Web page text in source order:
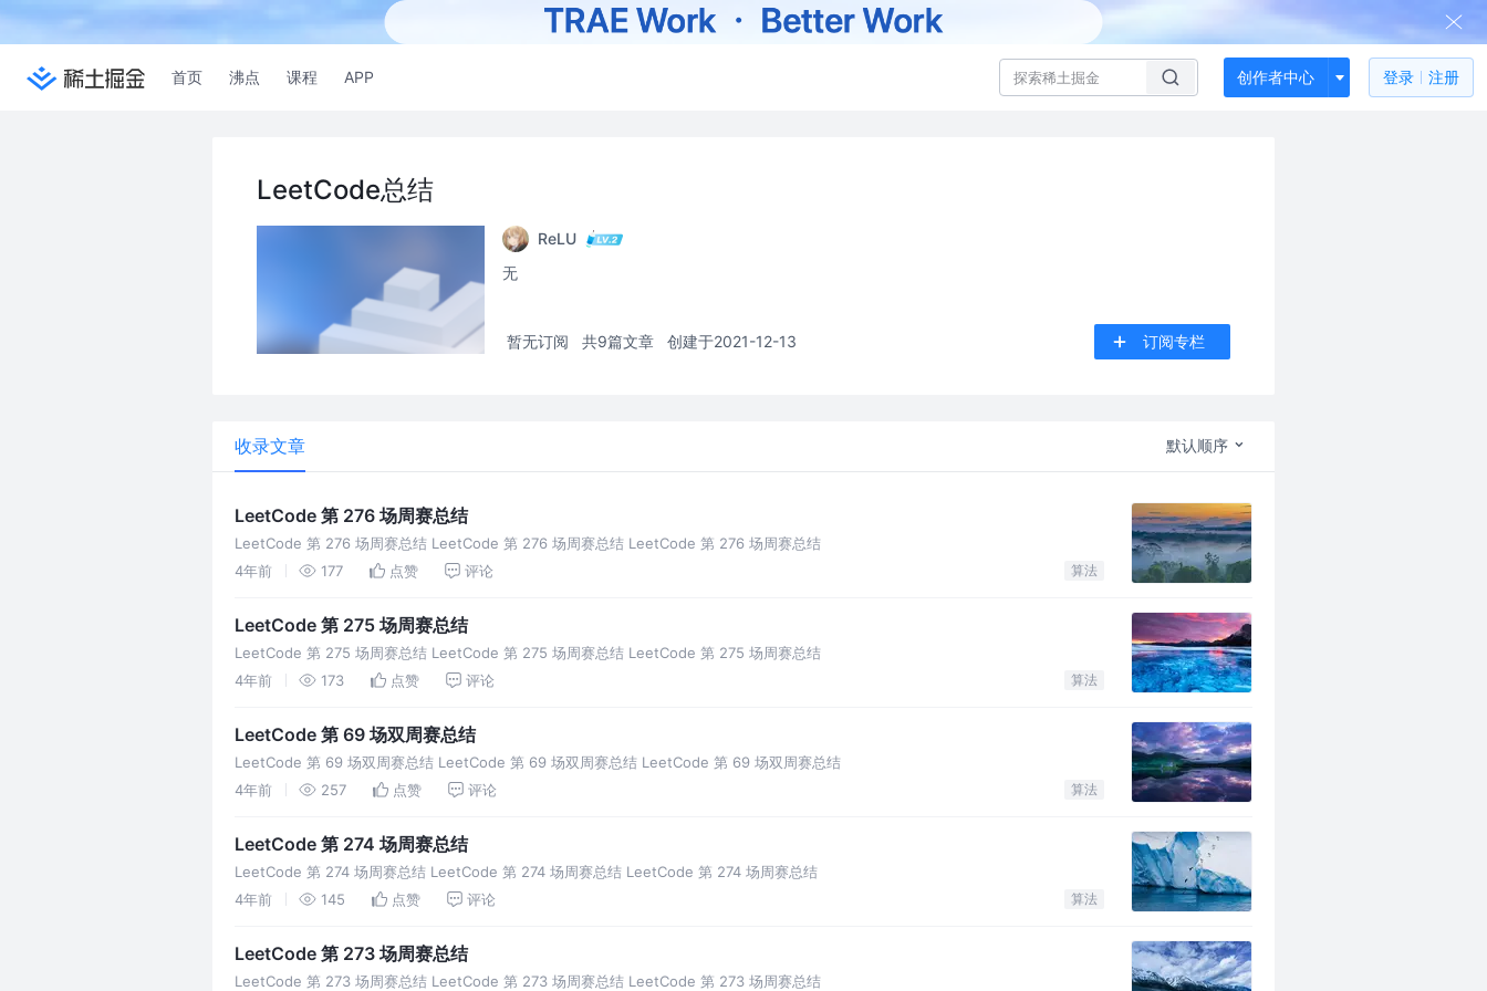
首页 沸点 课程 APP 创作者中心 登录 注册
LeetCode总结
ReLU
无
暂无订阅 共9篇文章 创建于2021-12-13 订阅专栏
收录文章 默认顺序
LeetCode 第 276 场周赛总结
LeetCode 第 276 场周赛总结 LeetCode 第 276 场周赛总结 LeetCode 第 276 场周赛总结
4年前
177 点赞 评论 算法
LeetCode 第 275 场周赛总结
LeetCode 第 275 场周赛总结 LeetCode 第 275 场周赛总结 LeetCode 第 275 场周赛总结
4年前
173 点赞 评论 算法
LeetCode 第 69 场双周赛总结
LeetCode 第 69 场双周赛总结 LeetCode 第 69 场双周赛总结 LeetCode 第 69 场双周赛总结
4年前
257 点赞 评论 算法
LeetCode 第 274 场周赛总结
LeetCode 第 274 场周赛总结 LeetCode 第 274 场周赛总结 LeetCode 第 274 场周赛总结
4年前
145 点赞 评论 算法
LeetCode 第 273 场周赛总结
LeetCode 第 273 场周赛总结 LeetCode 第 273 场周赛总结 LeetCode 第 273 场周赛总结